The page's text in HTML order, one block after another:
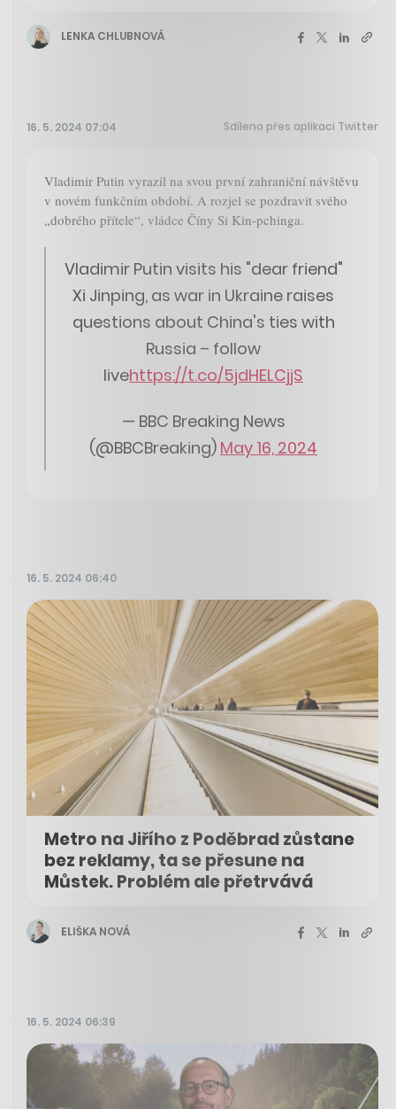
LENKA CHLUBNOVÁ
16. 5. 2024 07:04 Sdíleno přes aplikaci Twitter
Vladimir Putin vyrazil na svou první zahraniční návštěvu
v novém funkčním období. A rozjel se pozdravit svého
„dobrého přítele“, vládce Číny Si Kin-pchinga.
Vladimir Putin visits his "dear friend"
Xi Jinping, as war in Ukraine raises
questions about China's ties with
Russia – follow
livehttps://t.co/5jdHELCjjS
— BBC Breaking News
(@BBCBreaking) May 16, 2024
16. 5. 2024 06:40
Metro na Jiřího z Poděbrad zůstane
bez reklamy, ta se přesune na
Můstek. Problém ale přetrvává
ELIŠKA NOVÁ
16. 5. 2024 06:39